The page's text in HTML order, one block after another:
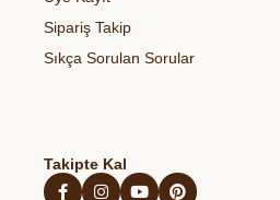
Hazır Unlu Mamulleri
Kişisel Verilerin Korunması
İptal İade Şartları
Mesafeli Satış Sözleşmesi
Sipariş Takip
Sıkça Sorulan Sorular
Takipte Kal